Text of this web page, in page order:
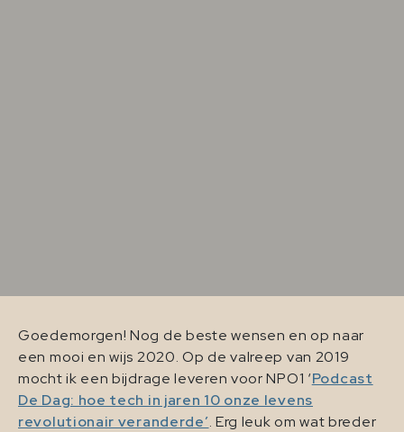
Goedemorgen! Nog de beste wensen en op naar
een mooi en wijs 2020. Op de valreep van 2019
mocht ik een bijdrage leveren voor NPO1 ‘Podcast
De Dag: hoe tech in jaren 10 onze levens
revolutionair veranderde’. Erg leuk om wat breder